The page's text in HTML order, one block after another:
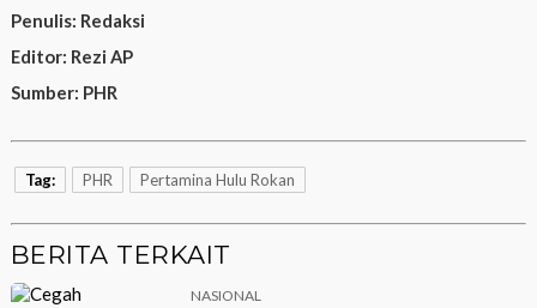
Penulis: Redaksi
Editor: Rezi AP
Sumber: PHR
Tag: PHR Pertamina Hulu Rokan
BERITA TERKAIT
NASIONAL